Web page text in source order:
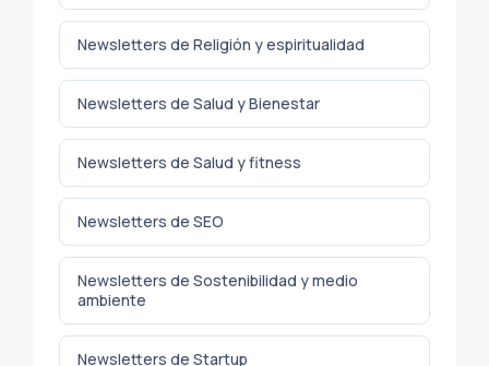
Newsletters de Religión y espiritualidad
Newsletters de Salud y Bienestar
Newsletters de Salud y fitness
Newsletters de SEO
Newsletters de Sostenibilidad y medio
ambiente
Newsletters de Startup